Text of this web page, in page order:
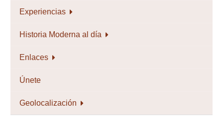
Experiencias
Historia Moderna al día
Enlaces
Únete
Geolocalización